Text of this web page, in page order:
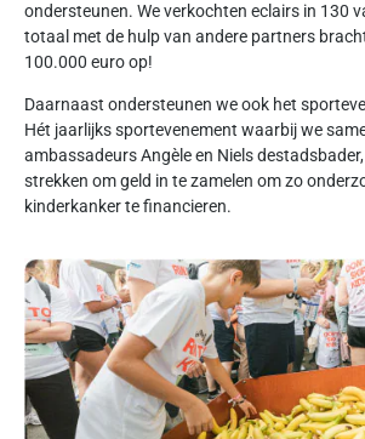
ondersteunen. We verkochten eclairs in 130
totaal met de hulp van andere partners
100.000 euro op!
Daarnaast ondersteunen we ook het
Hét jaarlijks sportevenement waarbij we
ambassadeurs Angèle en Niels
strekken om geld in te zamelen om zo
kinderkanker te financieren.